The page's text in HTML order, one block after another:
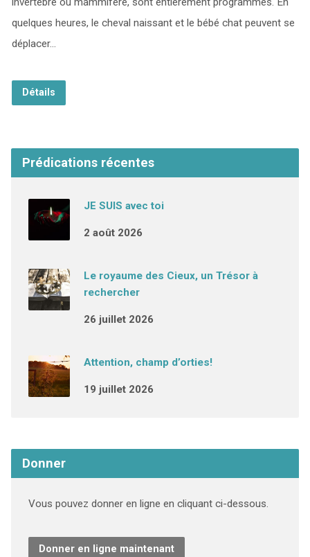
quelques heures, le cheval naissant et le bébé chat peuvent se
déplacer…
Détails
Prédications récentes
JE SUIS avec toi
2 août 2026
Le royaume des Cieux, un Trésor à
rechercher
26 juillet 2026
Attention, champ d’orties!
19 juillet 2026
Donner
Vous pouvez donner en ligne en cliquant ci-dessous.
Donner en ligne maintenant